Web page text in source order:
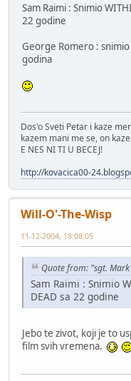
Sam Raimi : Snimio
22 godine
George Romero : snimio
godina
Dos'o Sveti Petar i kaze
kazem mani me se, on
E NES NI TI U BECEJ!
http://kovacica00-
Will-O'-The-Wisp
11-12-2004, 18:08:05
Quote from: "sgt. Mark
Sam Raimi : Snimio
DEAD sa 22 godine
Jebo te zivot, koji je to
film svih vremena.